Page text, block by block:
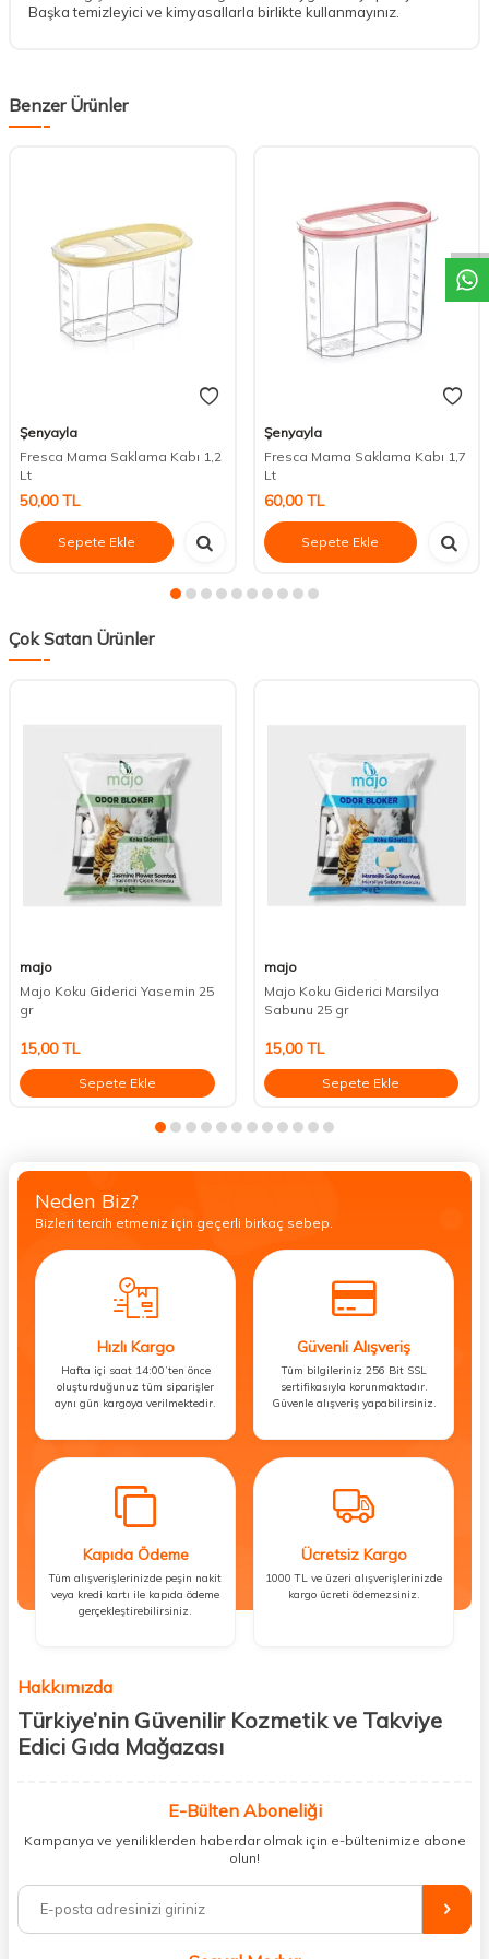
Başka temizleyici ve kimyasallarla birlikte kullanmayınız.
Benzer Ürünler
Şenyayla
Fresca Mama Saklama Kabı 1,2
Lt
50,00TL
Sepete Ekle
Şenyayla
Fresca Mama Saklama Kabı 1,7
Lt
60,00TL
Sepete Ekle
Çok Satan Ürünler
majo
Majo Koku Giderici Yasemin 25
gr
15,00TL
Sepete Ekle
majo
Majo Koku Giderici Marsilya
Sabunu 25 gr
15,00TL
Sepete Ekle
Neden Biz?
Bizleri tercih etmeniz için geçerli birkaç sebep.
Hızlı Kargo
Hafta içi saat 14:00’ten önce
oluşturduğunuz tüm siparişler
aynı gün kargoya verilmektedir.
Güvenli Alışveriş
Tüm bilgileriniz 256 Bit SSL
sertifikasıyla korunmaktadır.
Güvenle alışveriş yapabilirsiniz.
Kapıda Ödeme
Tüm alışverişlerinizde peşin nakit
veya kredi kartı ile kapıda ödeme
gerçekleştirebilirsiniz.
Ücretsiz Kargo
1000 TL ve üzeri alışverişlerinizde
kargo ücreti ödemezsiniz.
Hakkımızda
Türkiye’nin Güvenilir Kozmetik ve Takviye
Edici Gıda Mağazası
kişisel bakım hem de takviye edici gıda ürünlerini sizlerle
buluşturuyoruz. Artık mağaza mağaza dolaşmanıza gerek yok;
ihtiyacınız olan her şeyi tek bir çatı altında topluyor ve kapınıza kadar
%100 orijinal kozmetik ve sağlık ürünleriyle güzelliğinizi tamamlayabilir,
vücudunuzu desteklemek için güvenilir takviye edici gıdalara
E-Bülten Aboneliği
Kampanya ve yeniliklerden haberdar olmak için e-bültenimize abone
olun!